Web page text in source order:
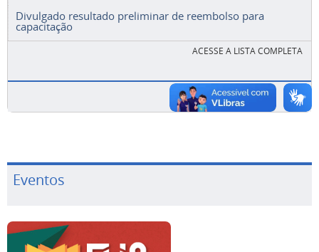
Divulgado resultado preliminar de reembolso para
capacitação
ACESSE A LISTA COMPLETA
Eventos